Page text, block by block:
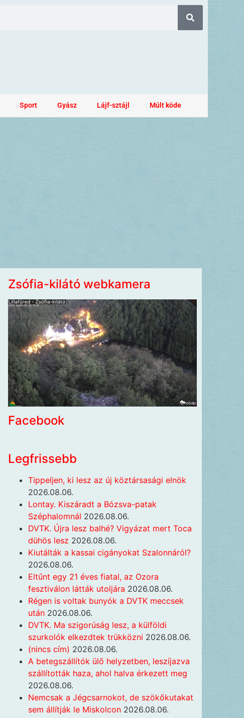
Sport Gyász Lájf-sztájl Múlt köde
Zsófia-kilátó webkamera
Facebook
Legfrissebb
Tippeljen, ki lesz az új köztársasági elnök
2026.08.06.
Lontay. Kiszáradt a Bózsva-patak
Széphalomnál 2026.08.06.
DVTK. Újra lesz balhé? Vigyázat mert Toca
dühös lesz 2026.08.06.
Kiutálták a kassai cigányokat Szalonnáról?
2026.08.06.
Eltűnt egy 21 éves fiatal, az Ozora
fesztiválon látták utoljára 2026.08.06.
Régen is voltak bunyók a DVTK meccsek
után 2026.08.06.
DVTK. Ma szigorúság lesz, a külföldi
szurkolók elkezdtek trükközni 2026.08.06.
(nincs cím) 2026.08.06.
A betegszállítók ülő helyzetben, leszíjazva
szállították haza, ahol halva érkezett meg
2026.08.06.
Nemcsak a Jégcsarnokot, de szökőkutakat
sem állítják le Miskolcon 2026.08.06.